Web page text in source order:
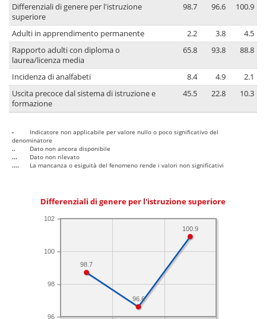
Differenziali di genere per l'istruzione
superiore
98.7 96.6 100.9
Adulti in apprendimento permanente 2.2 3.8
4.5
Rapporto adulti con diploma o
laurea/licenza media
65.8 93.8 88.8
Incidenza di analfabeti 8.4 4.9
2.1
Uscita precoce dal sistema di istruzione e
formazione
45.5 22.8 10.3
-
Indicatore non applicabile per valore nullo o poco significativo del
denominatore
..
Dato non ancora disponibile
...
Dato non rilevato
....
La mancanza o esiguità del fenomeno rende i valori non significativi
Differenziali di genere per l'istruzione superiore
96
98
100
102
100.9
96.6
98.7